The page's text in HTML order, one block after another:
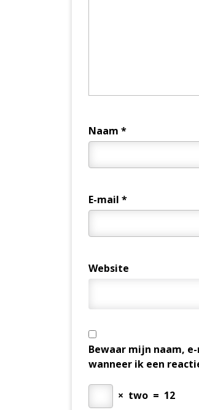
Naam *
E-mail *
Website
Bewaar mijn naam,
wanneer ik een
× two = 12